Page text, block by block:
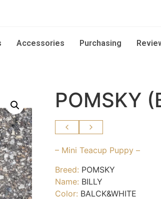
Accessories Purchasing
POMSKY
– Mini Teacup Puppy –
Breed: POMSKY
Name: BILLY
Color: BALCK&WHITE